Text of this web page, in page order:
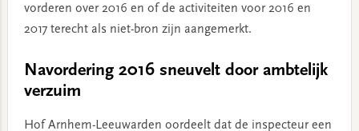
vorderen over 2016 en of de activiteiten voor 2016 en
2017 terecht als niet-bron zijn aangemerkt.
Navordering 2016 sneuvelt door ambtelijk
verzuim
Hof Arnhem-Leeuwarden oordeelt dat de inspecteur een